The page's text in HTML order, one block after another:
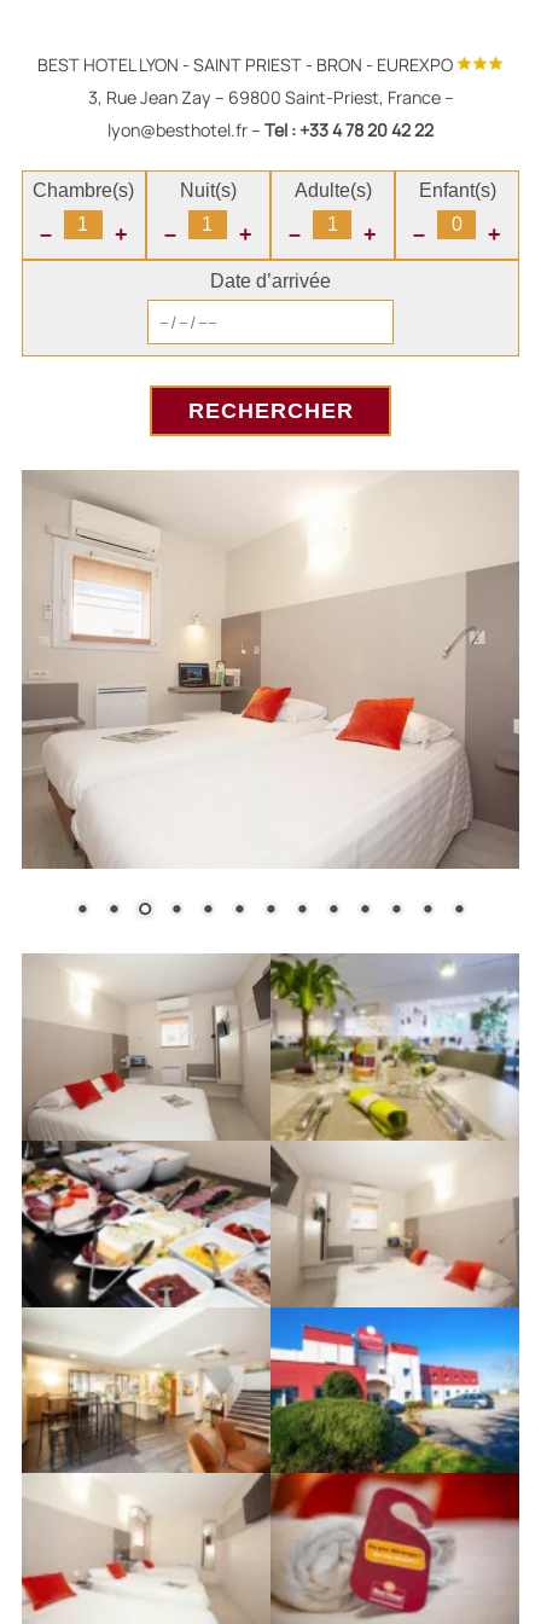
BEST HOTEL LYON - SAINT PRIEST - BRON - EUREXPO
3, Rue Jean Zay – 69800 Saint-Priest, France –
lyon@besthotel.fr – Tel : +33 4 78 20 42 22
Chambre(s)
– +
Nuit(s)
– +
Adulte(s)
– +
Enfant(s)
– +
Date d’arrivée
RECHERCHER